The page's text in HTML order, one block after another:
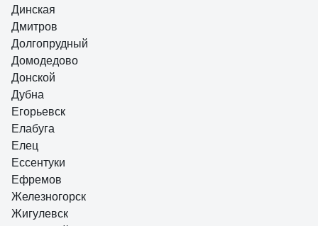
Динская
Дмитров
Долгопрудный
Домодедово
Донской
Дубна
Егорьевск
Елабуга
Елец
Ессентуки
Ефремов
Железногорск
Жигулевск